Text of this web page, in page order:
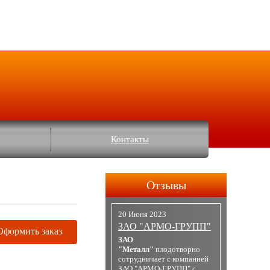
Контакты
заказ
Отзывы
20 Июня 2023
ЗАО "АРМО-ГРУПП"
ЗАО
"Металл" плодотворно
сотрудничает с компанией